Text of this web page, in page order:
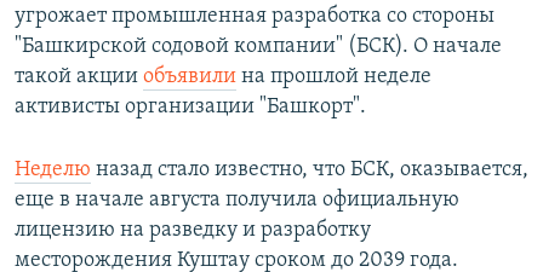
угрожает промышленная разработка со стороны
"Башкирской содовой компании" (БСК). О начале
такой акции объявили на прошлой неделе
активисты организации "Башкорт".
Неделю назад стало известно, что БСК, оказывается,
еще в начале августа получила официальную
лицензию на разведку и разработку
месторождения Куштау сроком до 2039 года.